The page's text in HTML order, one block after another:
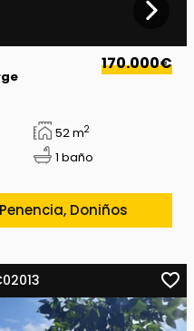
170.000€
52 m2
1 baño
Doniños